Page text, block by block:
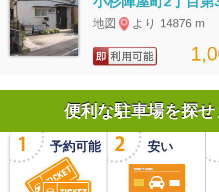
地図 より 14876 m
便利な駐車場を探
予約可能 安い